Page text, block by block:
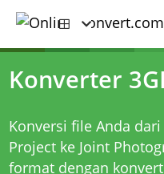
Konverter
Konversi file Anda
Project ke Joint
format dengan